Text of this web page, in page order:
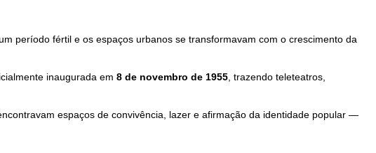
período fértil e os espaços urbanos se transformavam com o crescimento da
inaugurada em 8 de novembro de 1955 , trazendo teleteatros,
espaços de convivência, lazer e afirmação da identidade popular —